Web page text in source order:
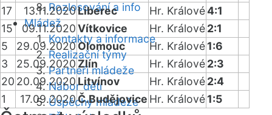
Rozlosování a info
Mládež
Kontakty a informace
Realizační týmy
Partneři mládeže
Nábor dětí
Úspěchy mládeže
17
13.11.2020Liberec Hr. Králové4:1
15
09.11.2020Vítkovice Hr. Králové2:1
5
29.09.2020Olomouc Hr. Králové1:6
3
25.09.2020 Zlín Hr. Králové2:3
20 20.09.2020 Litvínov Hr. Králové2:4
1
17.09.2020Č.Budějovice Hr. Králové1:5